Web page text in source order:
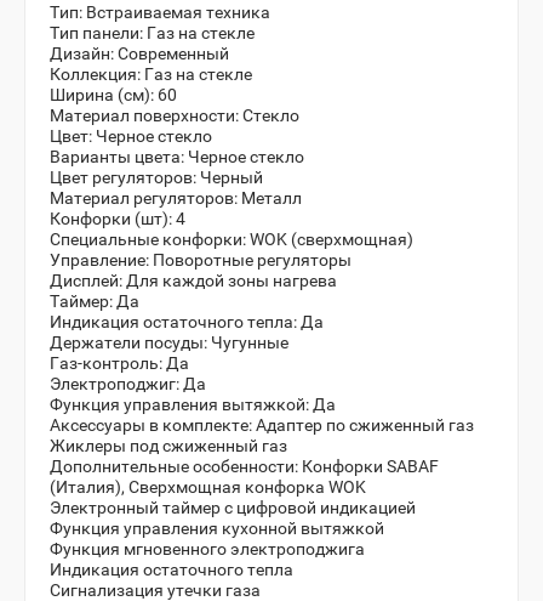
Тип: Встраиваемая техника
Тип панели: Газ на стекле
Дизайн:Современный
Коллекция: Газ на стекле
Ширина (см): 60
Материал поверхности:Стекло
Цвет: Черное стекло
Варианты цвета: Черное стекло
Цвет регуляторов: Черный
Материал регуляторов: Металл
Конфорки (шт):4
Специальные конфорки:WOK (сверхмощная)
Управление: Поворотные регуляторы
Дисплей: Для каждой зоны нагрева
Таймер: Да
Индикация остаточного тепла: Да
Держатели посуды: Чугунные
Газ-контроль: Да
Электроподжиг: Да
Функция управления вытяжкой: Да
Аксессуары в комплекте:Адаптер по сжиженный газ
Жиклеры под сжиженный газ
Дополнительные особенности: Конфорки SABAF
(Италия), Сверхмощная конфорка WOK
Электронный таймер с цифровой индикацией
Функция управления кухонной вытяжкой
Функция мгновенного электроподжига
Индикация остаточного тепла
Сигнализация утечки газа